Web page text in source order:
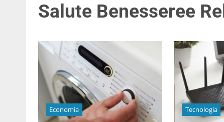
Salute Benesseree
Economia Tecnologia